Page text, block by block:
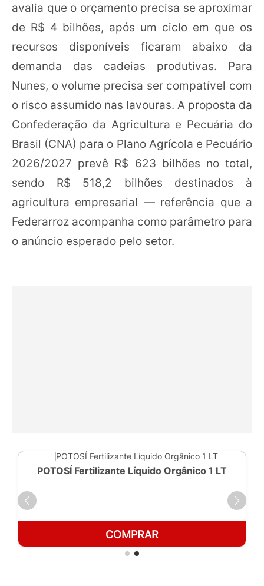
avalia que o orçamento precisa se aproximar
de R$ 4 bilhões, após um ciclo em que os
recursos disponíveis ficaram abaixo da
demanda das cadeias produtivas. Para
Nunes, o volume precisa ser compatível com
o risco assumido nas lavouras. A proposta da
Confederação da Agricultura e Pecuária do
Brasil (CNA) para o Plano Agrícola e Pecuário
2026/2027 prevê R$ 623 bilhões no total,
sendo R$ 518,2 bilhões destinados à
agricultura empresarial — referência que a
Federarroz acompanha como parâmetro para
o anúncio esperado pelo setor.
POTOSÍ Fertilizante Líquido Orgânico 1 LT
COMPRAR